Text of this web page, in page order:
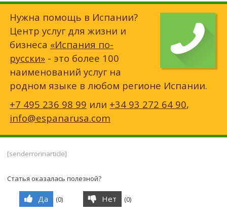
Нужна помощь в Испании?
Центр услуг для жизни и
бизнеса «Испания по-
русски» - это более 100
наименований услуг на
родном языке в любом регионе Испании.
+7 495 236 98 99 или +34 93 272 64 90,
info@espanarusa.com
[senderrorinarticle]
Статья оказалась полезной?
Да (0) Нет (0)